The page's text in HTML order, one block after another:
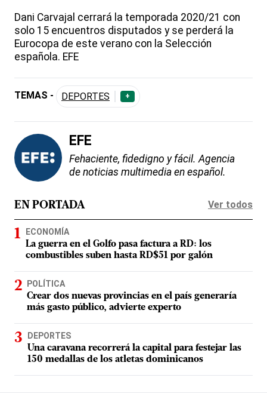
Dani Carvajal cerrará la temporada 2020/21 con
solo 15 encuentros disputados y se perderá la
Eurocopa de este verano con la Selección
española. EFE
TEMAS - DEPORTES +
EFE
Fehaciente, fidedigno y fácil. Agencia
de noticias multimedia en español.
EN PORTADA Ver todos
ECONOMÍA
La guerra en el Golfo pasa factura a RD: los
combustibles suben hasta RD$51 por galón
POLÍTICA
Crear dos nuevas provincias en el país generaría
más gasto público, advierte experto
DEPORTES
Una caravana recorrerá la capital para festejar las
150 medallas de los atletas dominicanos